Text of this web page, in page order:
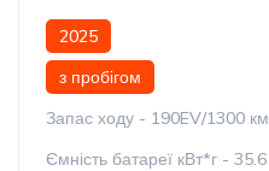
2025
з пробігом
Запас ходу - 190EV/1300 км
Ємність батареї кВт*г - 35.6